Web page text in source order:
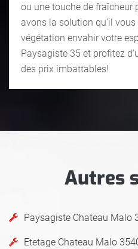
ou une touche de fraîcheur
avons la solution qu'il
végétation envahir votre
Paysagiste 35 et profitez
des prix imbattables!
Autres
Paysagiste Chateau Malo
Etetage Chateau Malo